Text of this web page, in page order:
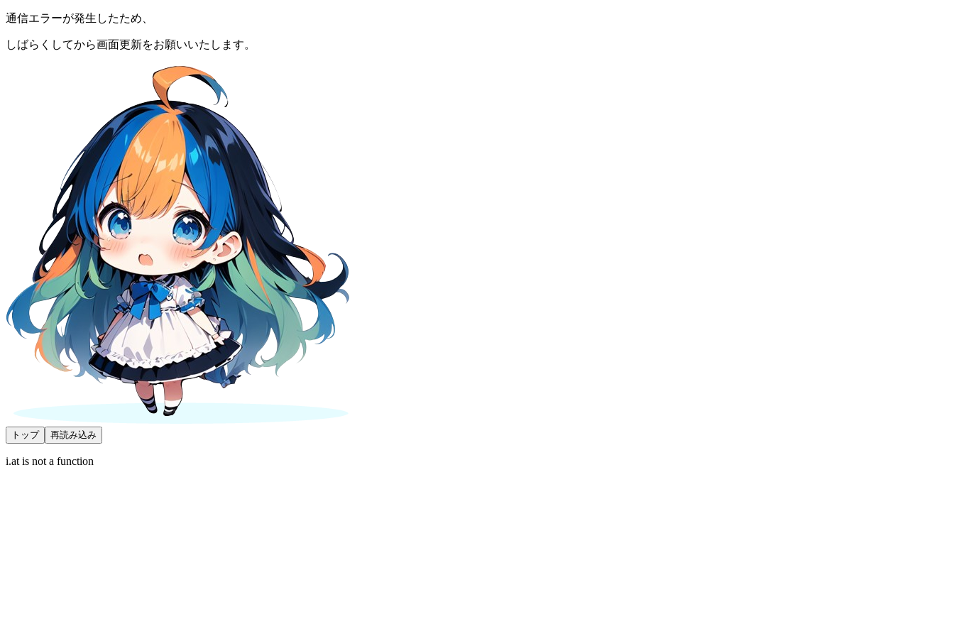
通信エラーが発生したため、
しばらくしてから画面更新をお願いいたします。
トップ 再読み込み
i.at is not a function